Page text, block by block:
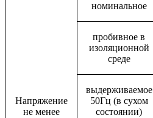
Напряжение
не менее
номинальное
пробивное в
изоляционной
среде
выдерживаемое
50Гц (в сухом
состоянии)